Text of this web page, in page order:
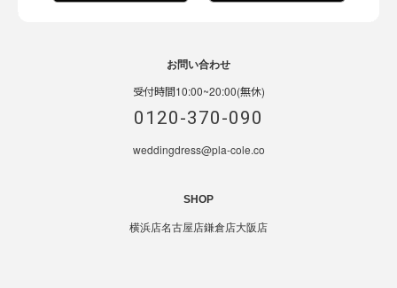
お問い合わせ
受付時間10:00~20:00(無休)
0120-370-090
weddingdress@pla-cole.co
SHOP
横浜店名古屋店鎌倉店大阪店